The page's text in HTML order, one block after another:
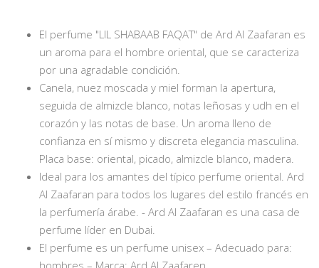
El perfume "LIL SHABAAB FAQAT" de Ard Al Zaafaran es
un aroma para el hombre oriental, que se caracteriza
por una agradable condición.
Canela, nuez moscada y miel forman la apertura,
seguida de almizcle blanco, notas leñosas y udh en el
corazón y las notas de base. Un aroma lleno de
confianza en sí mismo y discreta elegancia masculina.
Placa base: oriental, picado, almizcle blanco, madera.
Ideal para los amantes del típico perfume oriental. Ard
Al Zaafaran para todos los lugares del estilo francés en
la perfumería árabe. - Ard Al Zaafaran es una casa de
perfume líder en Dubai.
El perfume es un perfume unisex – Adecuado para: